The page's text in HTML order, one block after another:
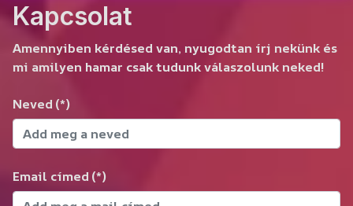
Kapcsolat
Amennyiben kérdésed van, nyugodtan írj nekünk és
mi amilyen hamar csak tudunk válaszolunk neked!
Neved (*)
Email címed (*)